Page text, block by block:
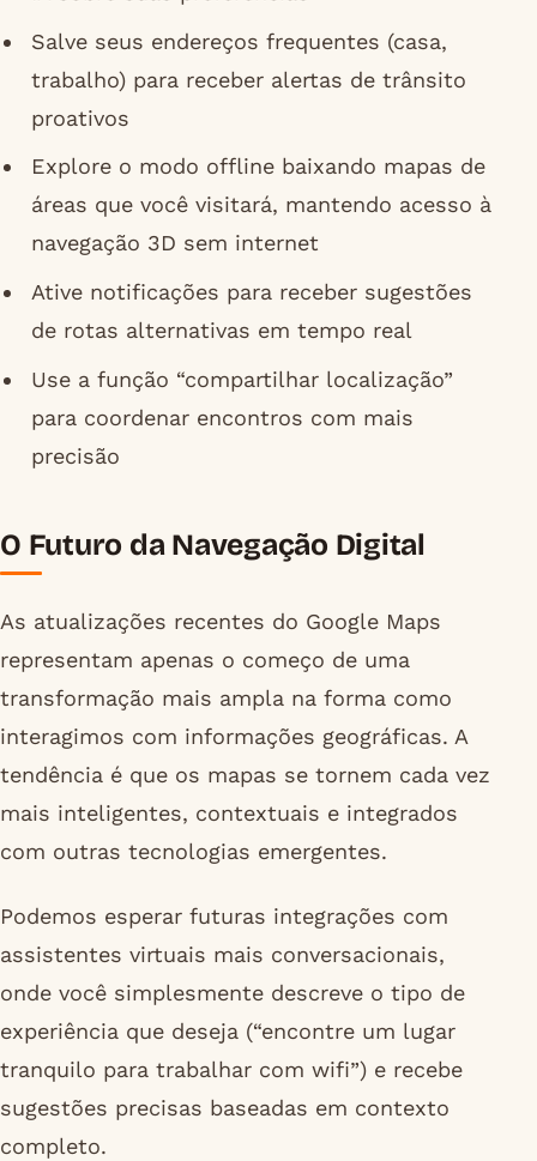
Salve seus endereços frequentes (casa,
trabalho) para receber alertas de trânsito
proativos
Explore o modo offline baixando mapas de
áreas que você visitará, mantendo acesso à
navegação 3D sem internet
Ative notificações para receber sugestões
de rotas alternativas em tempo real
Use a função “compartilhar localização”
para coordenar encontros com mais
precisão
O Futuro da Navegação Digital
As atualizações recentes do Google Maps
representam apenas o começo de uma
transformação mais ampla na forma como
interagimos com informações geográficas. A
tendência é que os mapas se tornem cada vez
mais inteligentes, contextuais e integrados
com outras tecnologias emergentes.
Podemos esperar futuras integrações com
assistentes virtuais mais conversacionais,
onde você simplesmente descreve o tipo de
experiência que deseja (“encontre um lugar
tranquilo para trabalhar com wifi”) e recebe
sugestões precisas baseadas em contexto
completo.